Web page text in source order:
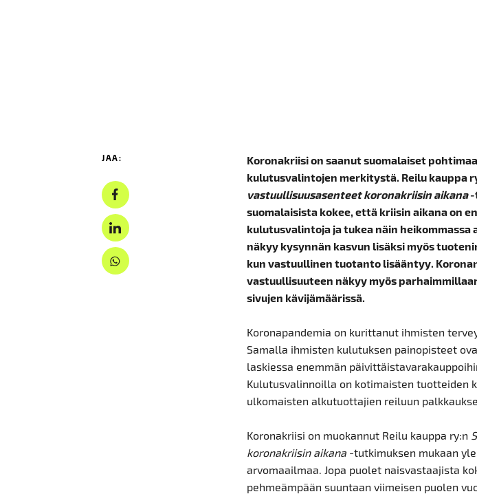
JAA:
Koronakriisi on saanut suomalaiset
kulutusvalintojen merkitystä. Reilu kauppa
vastuullisuusasenteet koronakriisin aikana-
suomalaisista kokee, että kriisin aikana on
kulutusvalintoja ja tukea näin heikommassa
näkyy kysynnän kasvun lisäksi myös
kun vastuullinen tuotanto lisääntyy.
vastuullisuuteen näkyy myös
sivujen kävijämäärissä.
Koronapandemia on kurittanut ihmisten
Samalla ihmisten kulutuksen painopisteet
laskiessa enemmän
Kulutusvalinnoilla on kotimaisten tuotteiden
ulkomaisten alkutuottajien reiluun
Koronakriisi on muokannut Reilu kauppa ry:n
koronakriisin aikana -tutkimuksen mukaan
arvomaailmaa. Jopa puolet naisvastaajista
pehmeämpään suuntaan viimeisen puolen